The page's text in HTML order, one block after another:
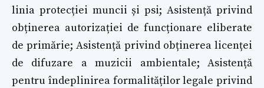
linia protecției muncii și psi; Asistență privind
obținerea autorizației de funcționare eliberate
de primărie; Asistență privind obținerea licenței
de difuzare a muzicii ambientale; Asistență
pentru îndeplinirea formalităților legale privind